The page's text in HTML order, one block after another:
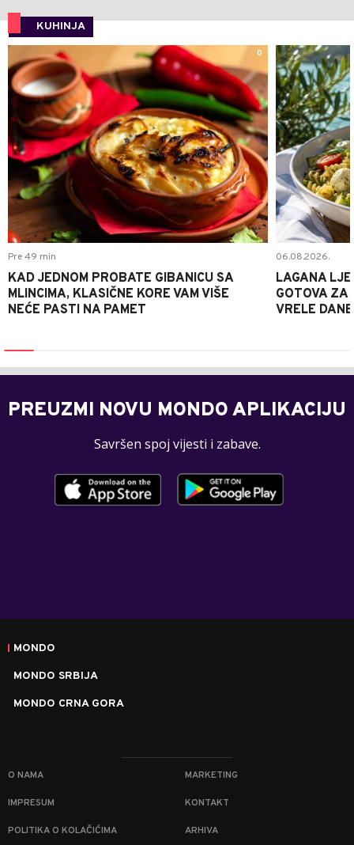
KUHINJA
0
Pre 49 min
KAD JEDNOM PROBATE GIBANICU SA
MLINCIMA, KLASIČNE KORE VAM VIŠE
NEĆE PASTI NA PAMET
06.08.2026.
LAGANA
GOTOVA ZA
VRELE DANE
PREUZMI NOVU MONDO APLIKACIJU
Savršen spoj vijesti i zabave.
MONDO
MONDO SRBIJA
MONDO CRNA GORA
O NAMA MARKETING
IMPRESUM KONTAKT
POLITIKA O KOLAČIĆIMA ARHIVA